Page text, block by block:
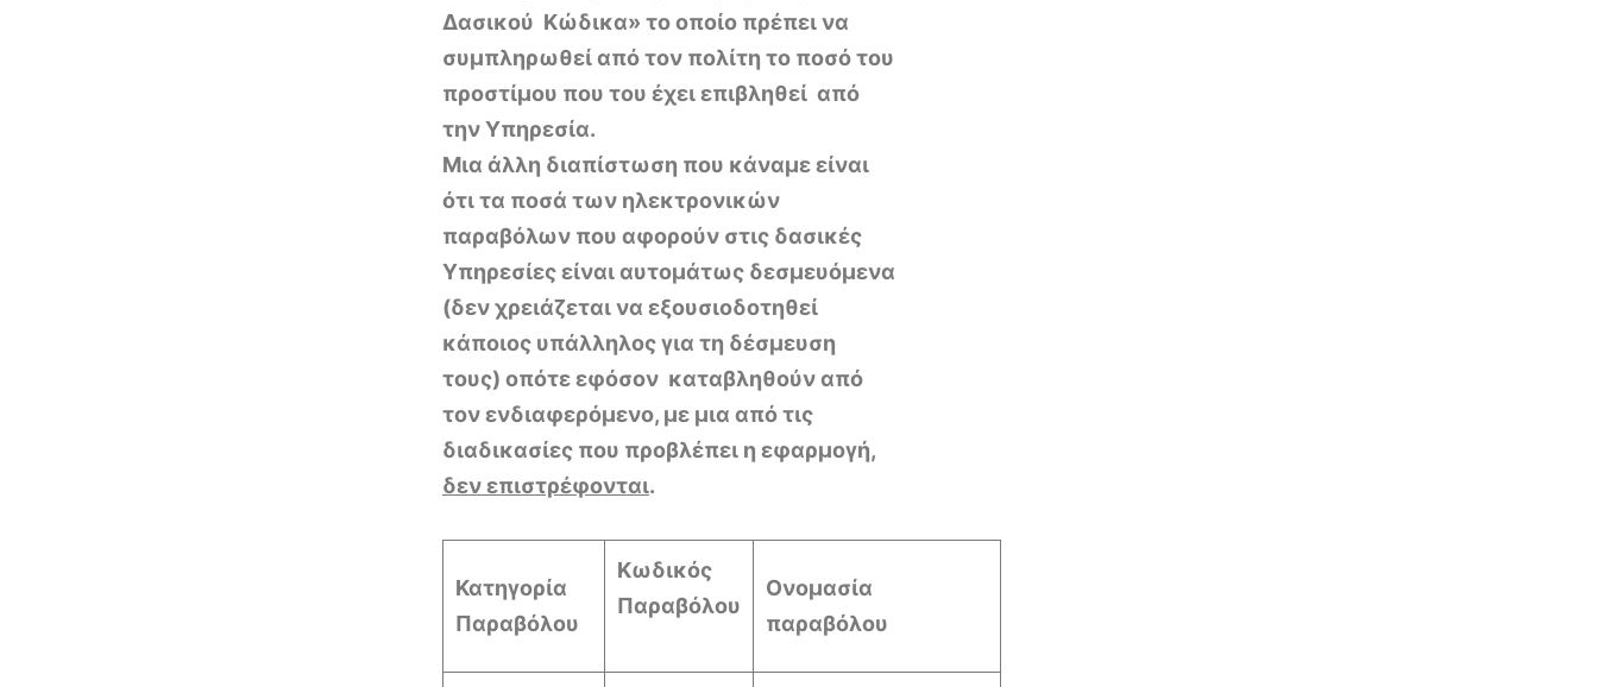
Δασικού Κώδικα» το οποίο πρέπει να
συμπληρωθεί από τον πολίτη το ποσό του
προστίμου που του έχει επιβληθεί από
την Υπηρεσία.
Μια άλλη διαπίστωση που κάναμε είναι
ότι τα ποσά των ηλεκτρονικών
παραβόλων που αφορούν στις δασικές
Υπηρεσίες είναι αυτομάτως δεσμευόμενα
(δεν χρειάζεται να εξουσιοδοτηθεί
κάποιος υπάλληλος για τη δέσμευση
τους) οπότε εφόσον καταβληθούν από
τον ενδιαφερόμενο, με μια από τις
διαδικασίες που προβλέπει η εφαρμογή,
δεν επιστρέφονται.
Κατηγορία
Παραβόλου
Κωδικός
Παραβόλου
Ονομασία
παραβόλου